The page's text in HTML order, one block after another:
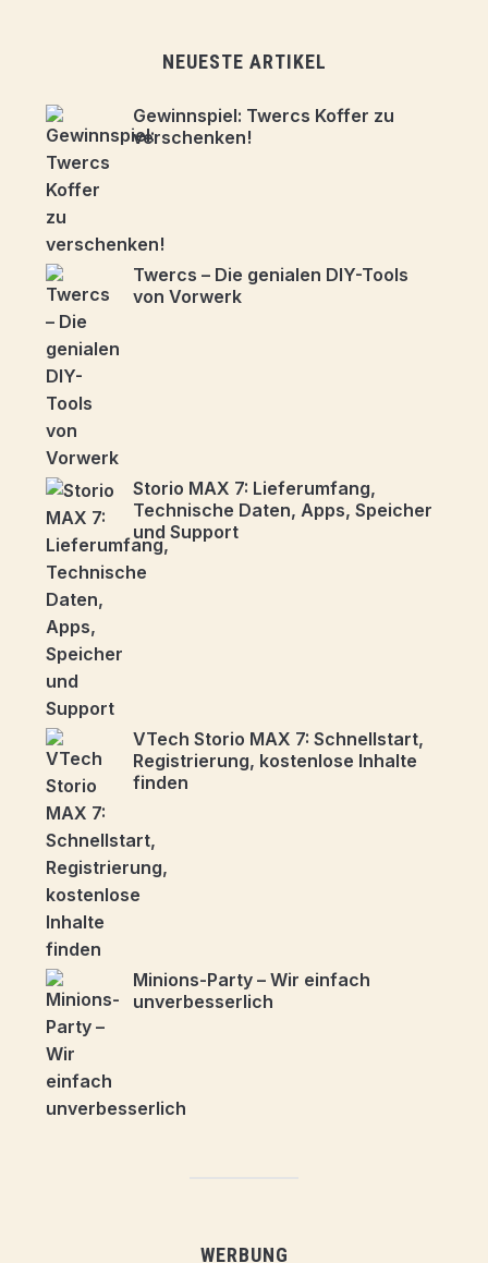
NEUESTE ARTIKEL
Gewinnspiel: Twercs Koffer zu
verschenken!
Twercs – Die genialen DIY-Tools
von Vorwerk
Storio MAX 7: Lieferumfang,
Technische Daten, Apps, Speicher
und Support
VTech Storio MAX 7: Schnellstart,
Registrierung, kostenlose Inhalte
finden
Minions-Party – Wir einfach
unverbesserlich
WERBUNG